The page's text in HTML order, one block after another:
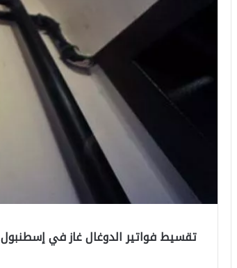
تقسيط فواتير الدوغال غاز في إسطنبول 2020